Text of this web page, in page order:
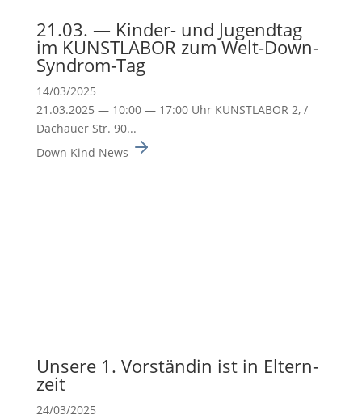
21.03. — Kinder- und Jugendtag
im KUNSTLABOR zum Welt-Down-
Syndrom-Tag
14/03/2025
21.03.2025 — 10:00 — 17:00 Uhr KUNSTLABOR 2, /
Dachauer Str. 90...
Down Kind News
Unsere 1. Vorständin ist in Eltern­
zeit
24/03/2025